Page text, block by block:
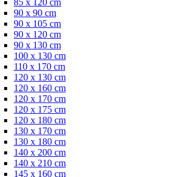
85 x 120 cm
90 x 90 cm
90 x 105 cm
90 x 120 cm
90 x 130 cm
100 x 130 cm
110 x 170 cm
120 x 130 cm
120 x 160 cm
120 x 170 cm
120 x 175 cm
120 x 180 cm
130 x 170 cm
130 x 180 cm
140 x 200 cm
140 x 210 cm
145 x 160 cm